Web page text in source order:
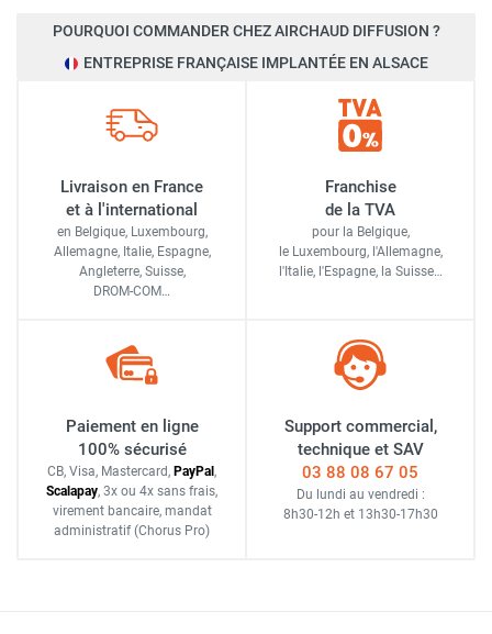
POURQUOI COMMANDER CHEZ AIRCHAUD DIFFUSION ?
ENTREPRISE FRANÇAISE IMPLANTÉE EN ALSACE
Livraison en France
et à l'international
en Belgique, Luxembourg,
Allemagne, Italie, Espagne,
Angleterre, Suisse,
DROM-COM…
Franchise
de la TVA
pour la Belgique,
le Luxembourg, l'Allemagne,
l'Italie, l'Espagne, la Suisse…
Paiement en ligne
100% sécurisé
CB, Visa, Mastercard, PayPal ,
Scalapay, 3x ou 4x sans frais,
virement bancaire, mandat
administratif (Chorus Pro)
Support commercial,
technique et SAV
03 88 08 67 05
Du lundi au vendredi :
8h30-12h et 13h30-17h30